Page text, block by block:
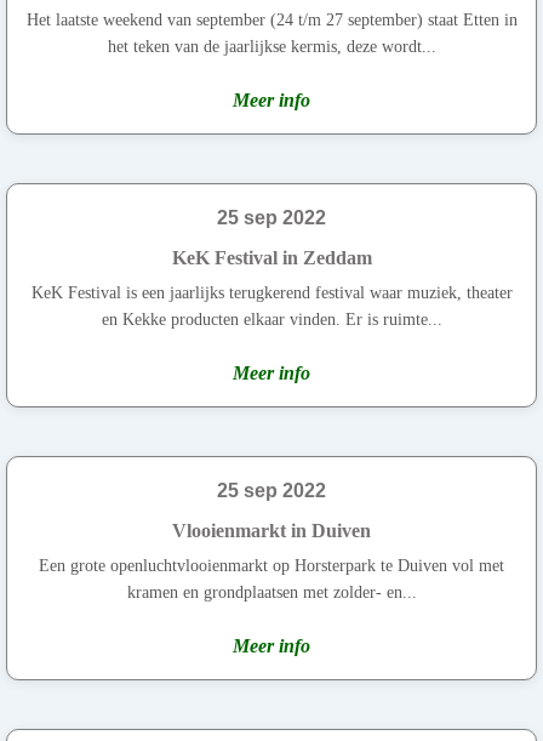
Het laatste weekend van september (24 t/m 27 september) staat Etten in
het teken van de jaarlijkse kermis, deze wordt...
Meer info
25 sep 2022
KeK Festival in Zeddam
KeK Festival is een jaarlijks terugkerend festival waar muziek, theater
en Kekke producten elkaar vinden. Er is ruimte...
Meer info
25 sep 2022
Vlooienmarkt in Duiven
Een grote openluchtvlooienmarkt op Horsterpark te Duiven vol met
kramen en grondplaatsen met zolder- en...
Meer info